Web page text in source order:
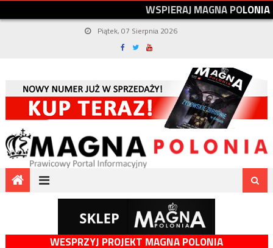
WSPIERAJMAGNAPOLONIA
Piątek, 07 Sierpnia 2026
WESPRZYJ PROJEKT MAGNA POLONIA